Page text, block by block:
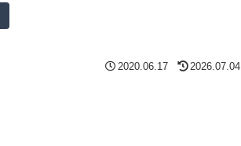
2020.06.17 2026.07.04